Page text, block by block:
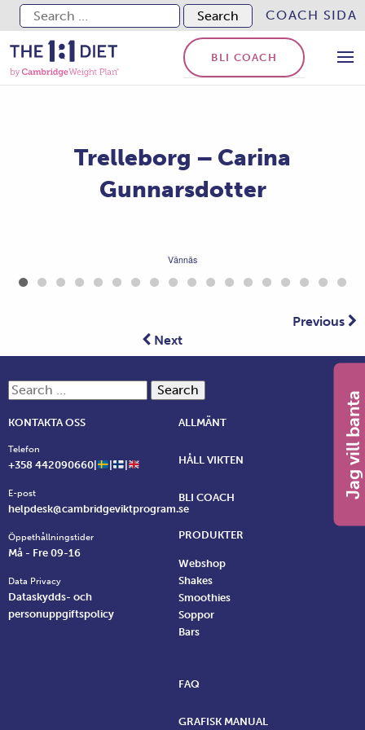
Search for: COACH SIDA
BLI COACH
Trelleborg – Carina
Gunnarsdotter
Jag vill banta
Vännäs
Next
Previous
Search for:
KONTAKTA OSS
Telefon
+358 442090660|
E-post
helpdesk@cambridgeviktprogram.se
Öppethållningstider
Må - Fre 09-16
Data Privacy
Dataskydds- och
personuppgiftspolicy
ALLMÄNT
HÅLL VIKTEN
BLI COACH
PRODUKTER
Webshop
Shakes
Smoothies
Soppor
Bars
FAQ
GRAFISK MANUAL